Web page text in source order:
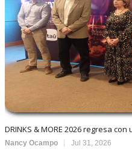
DRINKS & MORE 2026 regresa
Nancy Ocampo Jul 31, 2026